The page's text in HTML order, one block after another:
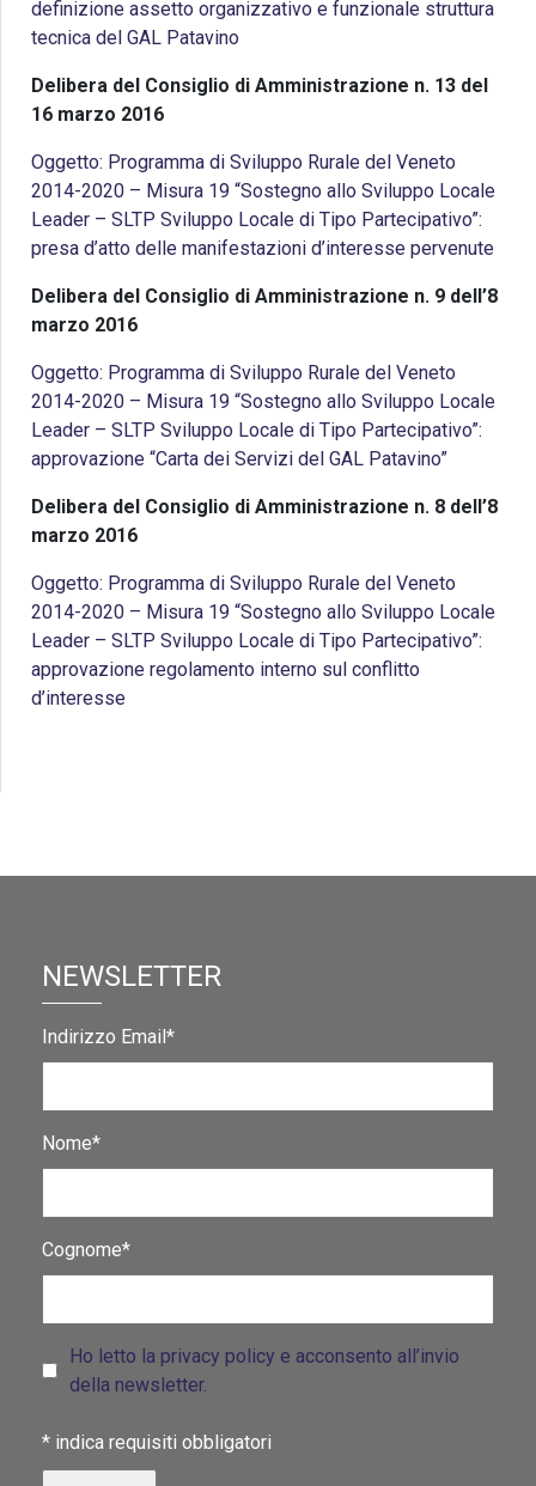
definizione assetto organizzativo e funzionale struttura
tecnica del GAL Patavino
Delibera del Consiglio di Amministrazione n. 13 del
16 marzo 2016
Oggetto: Programma di Sviluppo Rurale del Veneto
2014-2020 – Misura 19 “Sostegno allo Sviluppo Locale
Leader – SLTP Sviluppo Locale di Tipo Partecipativo”:
presa d’atto delle manifestazioni d’interesse pervenute
Delibera del Consiglio di Amministrazione n. 9 dell’8
marzo 2016
Oggetto: Programma di Sviluppo Rurale del Veneto
2014-2020 – Misura 19 “Sostegno allo Sviluppo Locale
Leader – SLTP Sviluppo Locale di Tipo Partecipativo”:
approvazione “Carta dei Servizi del GAL Patavino”
Delibera del Consiglio di Amministrazione n. 8 dell’8
marzo 2016
Oggetto: Programma di Sviluppo Rurale del Veneto
2014-2020 – Misura 19 “Sostegno allo Sviluppo Locale
Leader – SLTP Sviluppo Locale di Tipo Partecipativo”:
approvazione regolamento interno sul conflitto
d’interesse
NEWSLETTER
Indirizzo Email*
Nome*
Cognome*
Ho letto la privacy policy e acconsento all’invio
della newsletter.
* indica requisiti obbligatori